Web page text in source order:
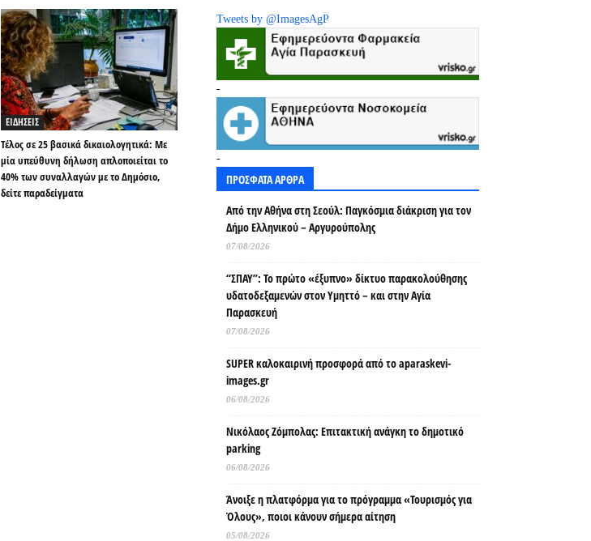
ΕΙΔΗΣΕΙΣ
Τέλος σε 25 βασικά δικαιολογητικά: Με
μία υπεύθυνη δήλωση απλοποιείται το
40% των συναλλαγών με το Δημόσιο,
δείτε παραδείγματα
Tweets by @ImagesAgP
-
-
ΠΡΟΣΦΑΤΑ ΑΡΘΡΑ
Από την Αθήνα στη Σεούλ: Παγκόσμια διάκριση για τον
Δήμο Ελληνικού – Αργυρούπολης
07/08/2026
“ΣΠΑΥ”: Το πρώτο «έξυπνο» δίκτυο παρακολούθησης
υδατοδεξαμενών στον Υμηττό – και στην Αγία
Παρασκευή
07/08/2026
SUPER καλοκαιρινή προσφορά από το aparaskevi-
images.gr
06/08/2026
Νικόλαος Ζόμπολας: Επιτακτική ανάγκη το δημοτικό
parking
06/08/2026
Άνοιξε η πλατφόρμα για το πρόγραμμα «Τουρισμός για
Όλους», ποιοι κάνουν σήμερα αίτηση
05/08/2026